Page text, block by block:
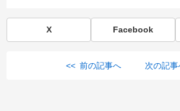
X Facebook
<< 前の記事へ 次の記